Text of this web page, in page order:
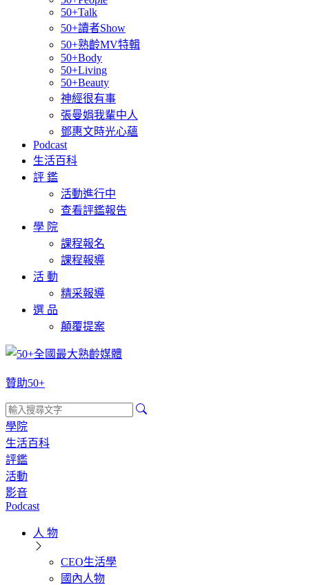
50+Talk
50+讀者Show
50+熟齡MV特輯
50+Body
50+Living
50+Beauty
神經很有事
張曼娟我輩中人
鄧惠文時光心蘊
Podcast
生活百科
評 鑑
活動進行中
查看評鑑報告
學 院
課程報名
課程報導
活 動
精采報導
選 品
顛覆提案
贊助50+
學院
生活百科
評鑑
活動
影音
Podcast
人 物
CEO生活學
國內人物